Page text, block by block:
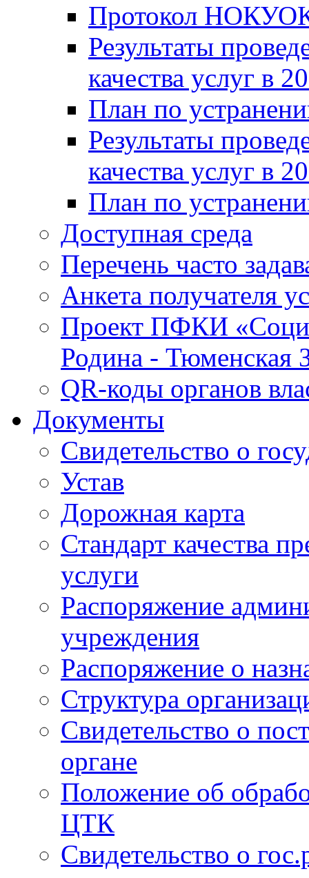
Протокол
Результаты
качества услуг в
План по
Результаты
качества услуг в
План по
Доступная среда
Перечень часто
Анкета получателя
Проект ПФКИ
Родина - Тюменская
QR-коды органов
Документы
Свидетельство о
Устав
Дорожная карта
Стандарт качества
услуги
Распоряжение
учреждения
Распоряжение о
Структура
Свидетельство о
органе
Положение об
ЦТК
Свидетельство о